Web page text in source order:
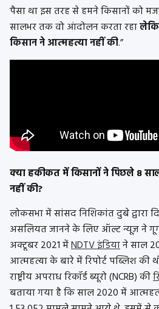
पैसा था इस तरह से हमने किसानों को
सालभर तक वो आंदोलन करता रहा
किसान ने आत्महत्या नहीं की.”
क्या हकीकत में किसानों ने पिछले 8
नहीं की?
लोकसभा में सांसद निशिकांत दुबे द्वारा
असलियत जानने के लिए ऑल्ट न्यूज़ ने
अक्टूबर 2021 मेंNDTV इंडियाने साल
आत्महत्या के बारे में रिपोर्ट पब्लिश की
राष्ट्रीय अपराध रिकॉर्ड ब्यूरो (NCRB) की
बताया गया है कि साल 2020 में